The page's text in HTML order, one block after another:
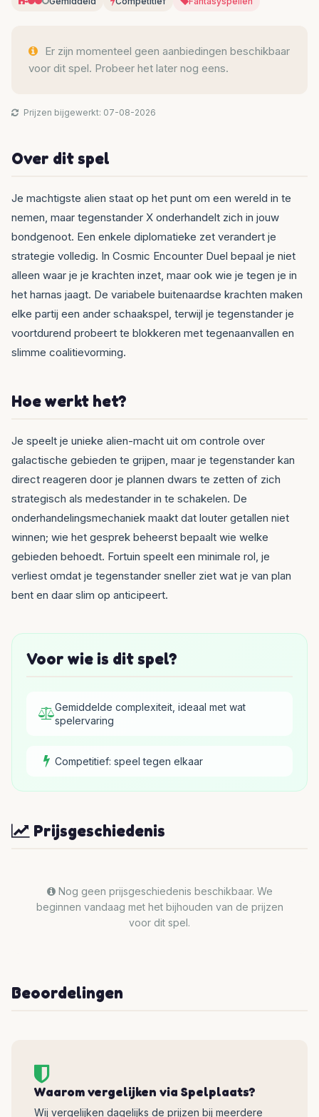
Er zijn momenteel geen aanbiedingen beschikbaar
voor dit spel. Probeer het later nog eens.
Prijzen bijgewerkt: 07-08-2026
Over dit spel
Je machtigste alien staat op het punt om een wereld in te
nemen, maar tegenstander X onderhandelt zich in jouw
bondgenoot. Een enkele diplomatieke zet verandert je
strategie volledig. In Cosmic Encounter Duel bepaal je niet
alleen waar je je krachten inzet, maar ook wie je tegen je in
het harnas jaagt. De variabele buitenaardse krachten maken
elke partij een ander schaakspel, terwijl je tegenstander je
voortdurend probeert te blokkeren met tegenaanvallen en
slimme coalitievorming.
Hoe werkt het?
Je speelt je unieke alien-macht uit om controle over
galactische gebieden te grijpen, maar je tegenstander kan
direct reageren door je plannen dwars te zetten of zich
strategisch als medestander in te schakelen. De
onderhandelingsmechaniek maakt dat louter getallen niet
winnen; wie het gesprek beheerst bepaalt wie welke
gebieden behoedt. Fortuin speelt een minimale rol, je
verliest omdat je tegenstander sneller ziet wat je van plan
bent en daar slim op anticipeert.
Voor wie is dit spel?
Gemiddelde complexiteit, ideaal met wat
spelervaring
Competitief: speel tegen elkaar
Prijsgeschiedenis
Nog geen prijsgeschiedenis beschikbaar. We
beginnen vandaag met het bijhouden van de prijzen
voor dit spel.
Beoordelingen
Waarom vergelijken via Spelplaats?
Wij vergelijken dagelijks de prijzen bij meerdere